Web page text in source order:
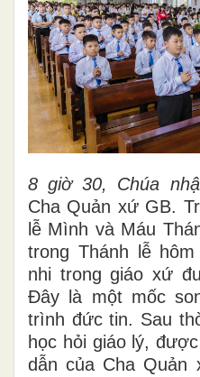
8 giờ 30, Chúa
Cha Quản xứ GB.
lễ Mình và Máu
trong Thánh lễ
nhi trong giáo xứ
Đây là một mốc
trình đức tin. Sau
học hỏi giáo lý,
dẫn của Cha Quản